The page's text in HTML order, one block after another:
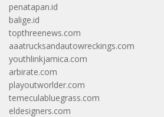
penatapan.id
balige.id
topthreenews.com
aaatrucksandautowreckings.com
youthlinkjamica.com
arbirate.com
playoutworlder.com
temeculabluegrass.com
eldesigners.com